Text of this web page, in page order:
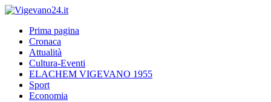
Prima pagina
Cronaca
Attualità
Cultura-Eventi
ELACHEM VIGEVANO 1955
Sport
Economia